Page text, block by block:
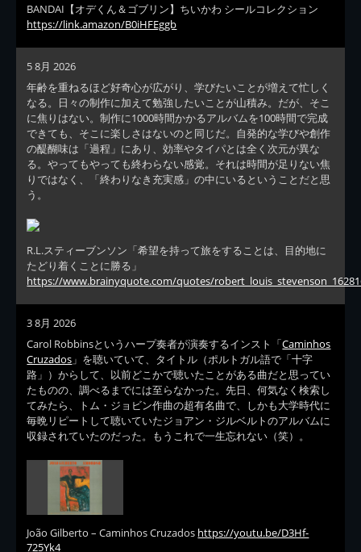
BANDAI【オデくん＆ゴブリン】ちいかわ シールコレクション
https://link.amazon/B0iHFEggb
5 8月 2026
年齢を重ねるほど好奇心が広がり、学びたいことが増えて忙しく
なる。日々の制作に加えて勉強したいことが山積み。だが、そこ
に焦りはない。制作に1000時間かかるアルバムを100時間で完成
できても、そこに楽しさはないのと同じだ。自発的な学びや創作
の醍醐味は「過程」にあり、効率やタイパとは全く次元が異な
る。やってもやっても終わらない感覚。それは時間が足りない焦
りではなく、「終わりなき充実感」の中にいるということだと思
う。
R.L.スティーブンソン「希望を持って旅をすることは、目的地に
たどり着くことに勝る」
https://www.brainyquote.com/quotes/
3 8月 2026
Carol Robbinsというハープ奏者が演奏するインスト「Caminhos
Cruzados 」を聴いていて、タイトル（ポルトガル語で「十字
路」）からして、以前どこかで聴いたことがある曲だと思ってい
たものの、調べるまでには至らなかった。先日、何気なく検索し
てみたら、トム・ジョビン作曲の超有名曲で、しかも大学時代に
毎晩リピートして聴いていたジョアン・ジルベルトのアルバムに
収録されていたのだった。もうこれで一生忘れない（笑）。
João Gilberto – Caminhos Cruzados https://youtu.be/D3Hf-
725Yk4